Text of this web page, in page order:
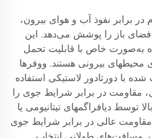
برابر نفوذ آب و هوای بیرون،
فضای باز را پوشش می‌دهد. این
به‌صورت خاص با قابلیت تحمل
محیطهای بیرونی هستند. ووفرها
با دورتادور لاستیکی استفاده
مقاومت در برابر شرایط جوی را
توسط دیافراگمهای تیتانیومی یا
مقاومت عالی در برابر شرایط جوی